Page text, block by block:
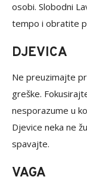
osobi. Slobodni
tempo i obratite
DJEVICA
Ne preuzimajte
greške.
nesporazume u
Djevice neka ne
spavajte.
VAGA